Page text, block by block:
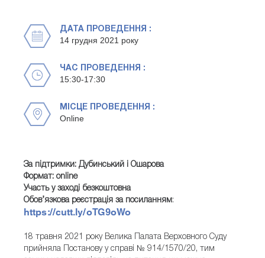
ДАТА ПРОВЕДЕННЯ :
14 грудня 2021 року
ЧАС ПРОВЕДЕННЯ :
15:30-17:30
МІСЦЕ ПРОВЕДЕННЯ :
Online
За підтримки: Дубинський і Ошарова
Формат: online
Участь у заході безкоштовна
Обов’язкова реєстрація за посиланням:
https://cutt.ly/oTG9oWo
18 травня 2021 року Велика Палата Верховного Суду
прийняла Постанову у справі № 914/1570/20, тим